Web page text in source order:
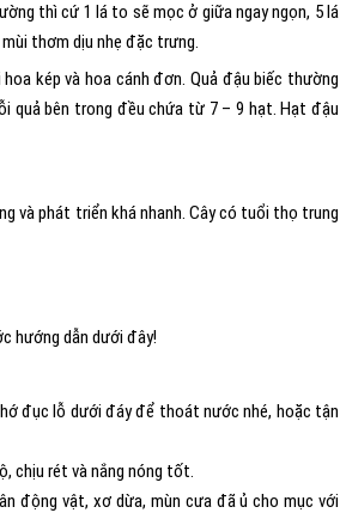
thì cứ 1 lá to sẽ mọc ở giữa ngay ngọn, 5 lá
thơm dịu nhẹ đặc trưng.
kép và hoa cánh đơn. Quả đậu biếc thường
quả bên trong đều chứa từ 7 – 9 hạt. Hạt đậu
và phát triển khá nhanh. Cây có tuổi thọ trung
hướng dẫn dưới đây!
đục lỗ dưới đáy để thoát nước nhé, hoặc tận
chịu rét và nắng nóng tốt.
động vật, xơ dừa, mùn cưa đã ủ cho mục với